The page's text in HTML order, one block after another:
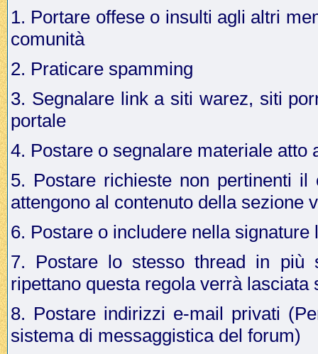
1. Portare offese o insulti agli altri
comunità
2. Praticare spamming
3. Segnalare link a siti warez, siti
portale
4. Postare o segnalare materiale
5. Postare richieste non pertinenti
attengono al contenuto della sezione
6. Postare o includere nella
7. Postare lo stesso thread in più
ripettano questa regola verrà lasciata
8. Postare indirizzi e-mail privati
sistema di messaggistica del forum)